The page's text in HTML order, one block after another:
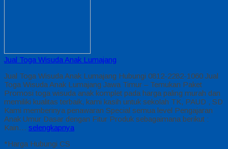
Jual Toga Wisuda Anak Lumajang
Jual Toga Wisuda Anak Lumajang Hubungi 0812-2282-1060 Jual
Toga Wisuda Anak Lumajang Jawa Timur – Temukan Paket
Promosi toga wisuda anak komplet pada harga paling murah dan
memiliki kualitas terbaik, kami kasih untuk sekolah TK, PAUD , SD
Kami memberinya penawaran Special semua level Pengajaran
Anak Umur Dasar dengan Fitur Produk sebagaimana berikut :
Kain… selengkapnya
*Harga Hubungi CS